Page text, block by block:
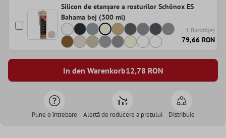
Silicon de etanșare a rosturilor Schönox ES
Bahama bej (300 ml)
1 Bucată(e)
79,66 RON
In den Warenkorb12,78 RON
Pune o întrebare Alertă de reducere a prețului Distribuie